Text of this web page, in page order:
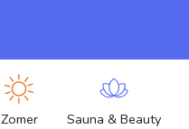
Zomer Sauna & Beauty